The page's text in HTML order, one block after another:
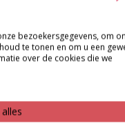
bezoekersgegevens, om
te tonen en om u een
over de cookies die we